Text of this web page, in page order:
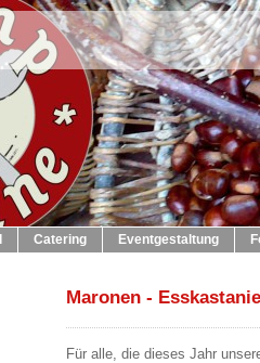
Catering Eventgestaltung
Maronen -
Für alle, die dieses Jahr